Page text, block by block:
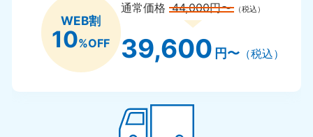
WEB割
10%OFF
通常価格44,000円〜 （税込）
39,600 円〜（税込）